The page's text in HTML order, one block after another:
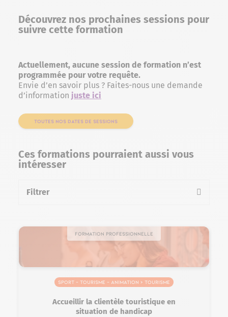
Découvrez nos prochaines sessions pour
suivre cette formation
Actuellement, aucune session de formation n’est
programmée pour votre requête.
Envie d’en savoir plus ? Faites-nous une demande
d’information juste ici
TOUTES NOS DATES DE SESSIONS
Ces formations pourraient aussi vous
intéresser
Filtrer
Formation professionnelle
Sport – Tourisme – Animation > Tourisme
Accueillir la clientèle touristique en
situation de handicap